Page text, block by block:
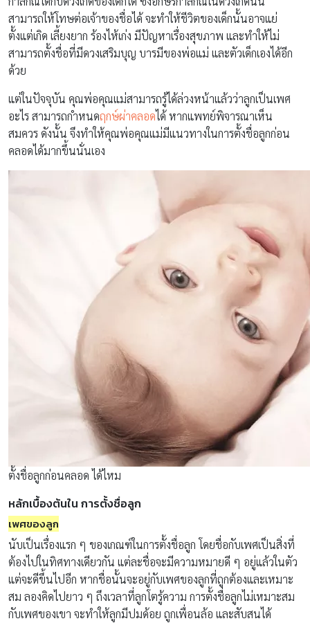
สามารถให้โทษต่อเจ้าของชื่อได้ จะทำให้ชีวิตของเด็กนั้นอาจแย่
ตั้งแต่เกิด เลี้ยงยาก ร้องไห้เก่ง มีปัญหาเรื่องสุขภาพ และทำให้ไม่
สามารถตั้งชื่อที่มีดวงเสริมบุญ บารมีของพ่อแม่ และตัวเด็กเองได้อีก
ด้วย
แต่ในปัจจุบัน คุณพ่อคุณแม่สามารถรู้ได้ล่วงหน้าแล้วว่าลูกเป็นเพศ
อะไร สามารถกำหนดฤกษ์ผ่าคลอดได้ หากแพทย์พิจารณาเห็น
สมควร ดังนั้น จึงทำให้คุณพ่อคุณแม่มีแนวทางในการตั้งชื่อลูกก่อน
คลอดได้มากขึ้นนั่นเอง
ตั้งชื่อลูกก่อนคลอด ได้ไหม
หลักเบื้องต้นใน การตั้งชื่อลูก
เพศของลูก
นับเป็นเรื่องแรก ๆ ของเกณฑ์ในการตั้งชื่อลูก โดยชื่อกับเพศเป็นสิ่งที่
ต้องไปในทิศทางเดียวกัน แต่ละชื่อจะมีความหมายดี ๆ อยู่แล้วในตัว
แต่จะดีขึ้นไปอีก หากชื่อนั้นจะอยู่กับเพศของลูกที่ถูกต้องและเหมาะ
สม ลองคิดไปยาว ๆ ถึงเวลาที่ลูกโตรู้ความ การตั้งชื่อลูกไม่เหมาะสม
กับเพศของเขา จะทำให้ลูกมีปมด้อย ถูกเพื่อนล้อ และสับสนได้